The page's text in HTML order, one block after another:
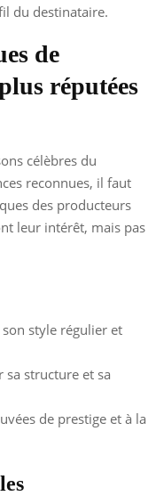
du destinataire.
de
réputées
célèbres du
reconnues, il faut
des producteurs
leur intérêt, mais pas
style régulier et
sa structure et sa
de prestige et à la